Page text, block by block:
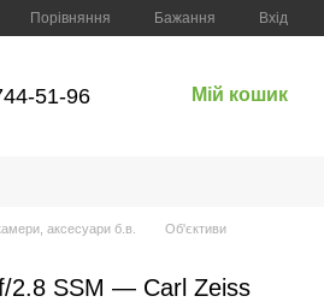
Порівняння Бажання Вхід
51-96 Мій кошик
аксесуари б.в.
Об'єктиви
2.8 SSM — Carl Zeiss